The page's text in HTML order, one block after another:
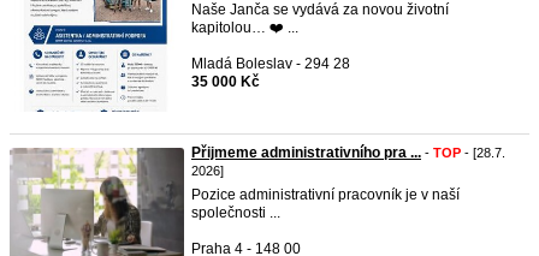
Naše Janča se vydává za novou životní
kapitolou… ❤️ ...
Mladá Boleslav - 294 28
35 000 Kč
Přijmeme administrativního pra ... - TOP - [28.7.
2026]
Pozice administrativní pracovník je v naší
společnosti ...
Praha 4 - 148 00